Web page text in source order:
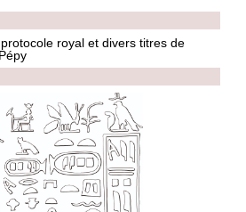
royal et divers titres de